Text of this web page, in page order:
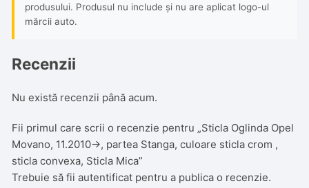
produsului. Produsul nu include și nu are aplicat logo-ul
mărcii auto.
Recenzii
Nu există recenzii până acum.
Fii primul care scrii o recenzie pentru „Sticla Oglinda Opel
Movano, 11.2010->, partea Stanga, culoare sticla crom ,
sticla convexa, Sticla Mica”
Trebuie să fiiautentificat pentru a publica o recenzie.